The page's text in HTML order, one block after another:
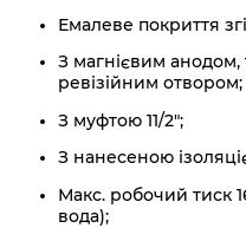
Емалеве покриття
З магнієвим
ревізійним отвором;
З муфтою 11/2";
З нанесеною
Макс. робочий тиск
вода);